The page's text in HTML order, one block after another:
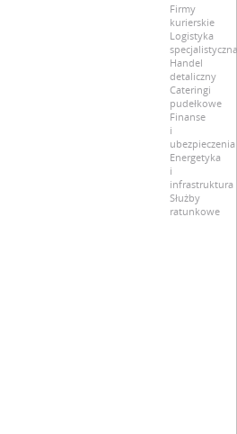
Firmy
kurierskie
Logistyka
specjalistyczna
Handel
detaliczny
Cateringi
pudełkowe
Finanse
i
ubezpieczenia
Energetyka
i
infrastruktura
Służby
ratunkowe